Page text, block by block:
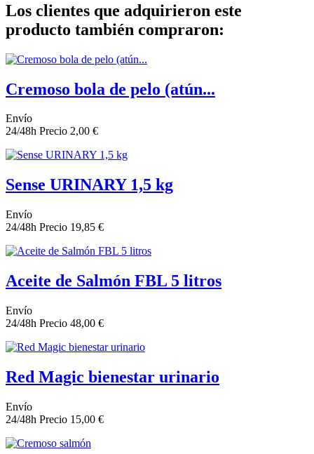
Los clientes que adquirieron este
producto también compraron:
Cremoso bola de pelo (atún...
Envío
24/48h Precio 2,00 €
Sense URINARY 1,5 kg
Envío
24/48h Precio 19,85 €
Aceite de Salmón FBL 5 litros
Envío
24/48h Precio 48,00 €
Red Magic bienestar urinario
Envío
24/48h Precio 15,00 €